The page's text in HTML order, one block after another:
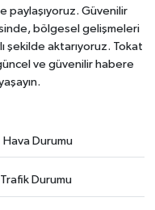
paylaşıyoruz. Güvenilir
bölgesel gelişmeleri
şekilde aktarıyoruz. Tokat
ve güvenilir habere
Hava Durumu
Trafik Durumu